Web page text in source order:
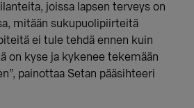
joissa lapsen terveys on
mitään sukupuolipiirteitä
ei tule tehdä ennen kuin
on kyse ja kykenee tekemään
painottaa Setan pääsihteeri